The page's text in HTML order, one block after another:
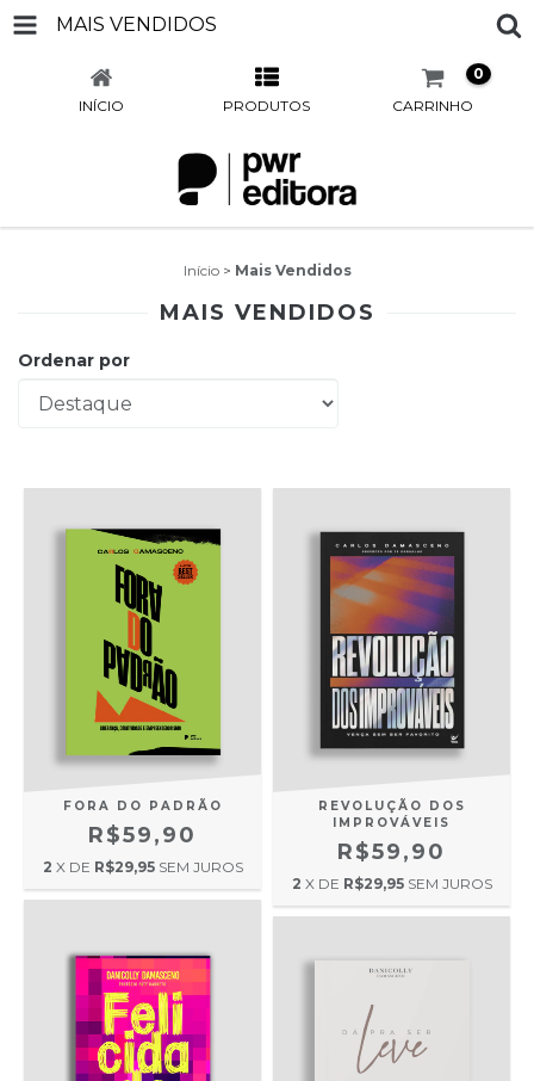
MAIS VENDIDOS
INÍCIO PRODUTOS CARRINHO
0
Início > Mais Vendidos
MAIS VENDIDOS
Ordenar por
FORA DO PADRÃO
R$59,90
2 X DE R$29,95 SEM JUROS
REVOLUÇÃO DOS
IMPROVÁVEIS
R$59,90
2 X DE R$29,95 SEM JUROS